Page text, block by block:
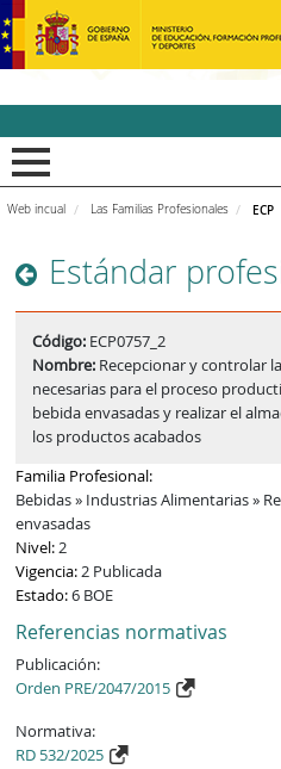
INCUAl -
Web incual Las Familias Profesionales ECP
Estándar
Código: ECP0757_2
Nombre: Recepcionar y controlar
necesarias para el proceso
bebida envasadas y realizar el
los productos acabados
Familia Profesional:
Bebidas » Industrias Alimentarias »
envasadas
Nivel:2
Vigencia:2 Publicada
Estado:6 BOE
Referencias normativas
Publicación:
Orden PRE/2047/2015
Normativa:
RD 532/2025